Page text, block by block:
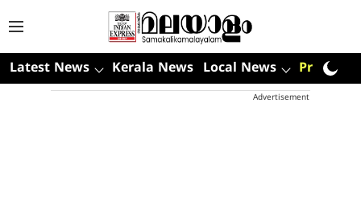
Latest News Kerala News Local News Premium
Advertisement